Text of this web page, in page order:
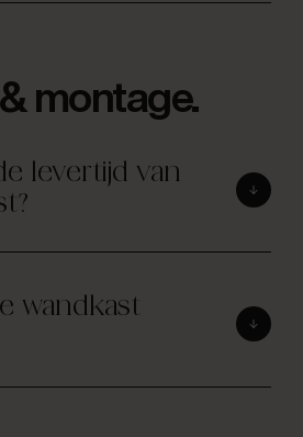
montage.
levertijd van
wandkast